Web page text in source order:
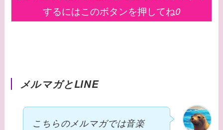
するにはこのボタンを押してね0
メルマガとLINE
こちらのメルマガでは音楽